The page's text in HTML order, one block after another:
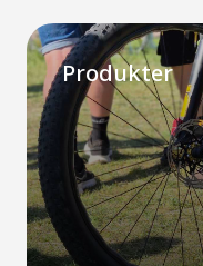
Produkter